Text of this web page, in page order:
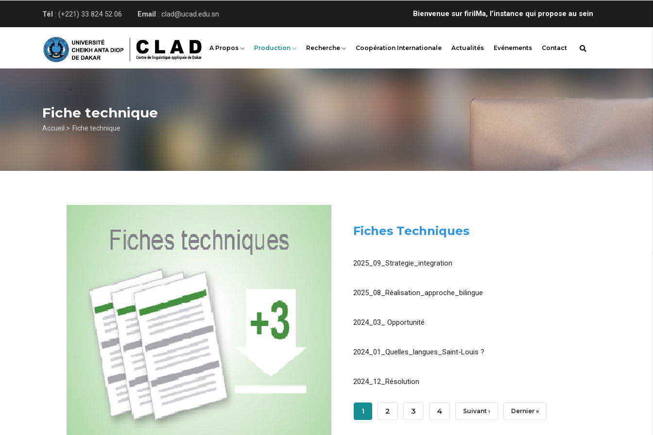
Tél : (+221) 33 824 52 06 Email : clad@ucad.edu.sn Bienvenue sur firilMa, l’instance qui propose au sein de Centre de
A Propos Production Recherche Coopération Internationale Actualités Evénements Contact
Fiche technique
Fil
Accueil > Fiche technique
Fiches Techniques
2025_09_Strategie_integration
2025_08_Réalisation_approche_bilingue
2024_03_ Opportunité
2024_01_Quelles_langues_Saint-Louis ?
2024_12_Résolution
Pagination
Page
1 Page
2 Page
3 Page
4 Page
Suivant › Dernière
Dernier »